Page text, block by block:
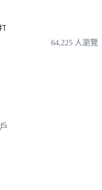
64,225 人瀏覽
戶